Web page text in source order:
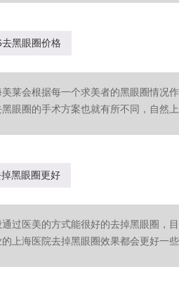
去黑眼圈价格
莱会根据每一个求美者的黑眼圈情况
眼圈的手术方案也就有所不同，自然
掉黑眼圈更好
过医美的方式能很好的去掉黑眼圈，
上海医院去掉黑眼圈效果都会更好一